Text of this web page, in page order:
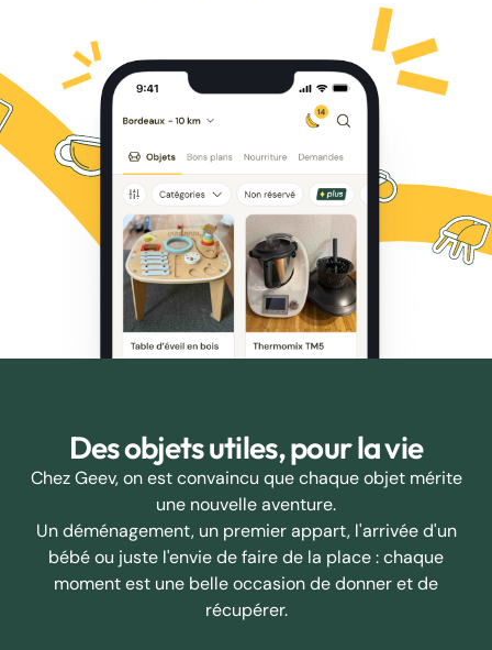
Des objets utiles, pour la vie
Chez Geev, on est convaincu que chaque objet mérite
une nouvelle aventure.
Un déménagement, un premier appart, l'arrivée d'un
bébé ou juste l'envie de faire de la place : chaque
moment est une belle occasion de donner et de
récupérer.